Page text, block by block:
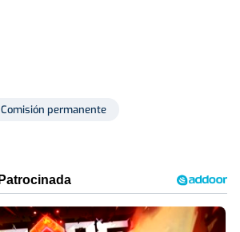
Comisión permanente